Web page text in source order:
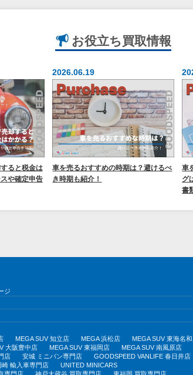
お役立ち 買取情報
ると税金は
や確定申告
2026.06.19
車を売るおすすめの時期は？避けるべ
き時期も紹介！
車
グ
書
ジ
MEGA SUV 知立店 MEGA 浜松店 MEGA SUV 東海名
大阪豊中店 MEGA SUV 東福岡店 MEGA SUV 南風原店
店 安城 ミニバン専門店 GOODSPEED VANLIFE 春日井店
崎 輸入車専門店
UNITED MINICARS